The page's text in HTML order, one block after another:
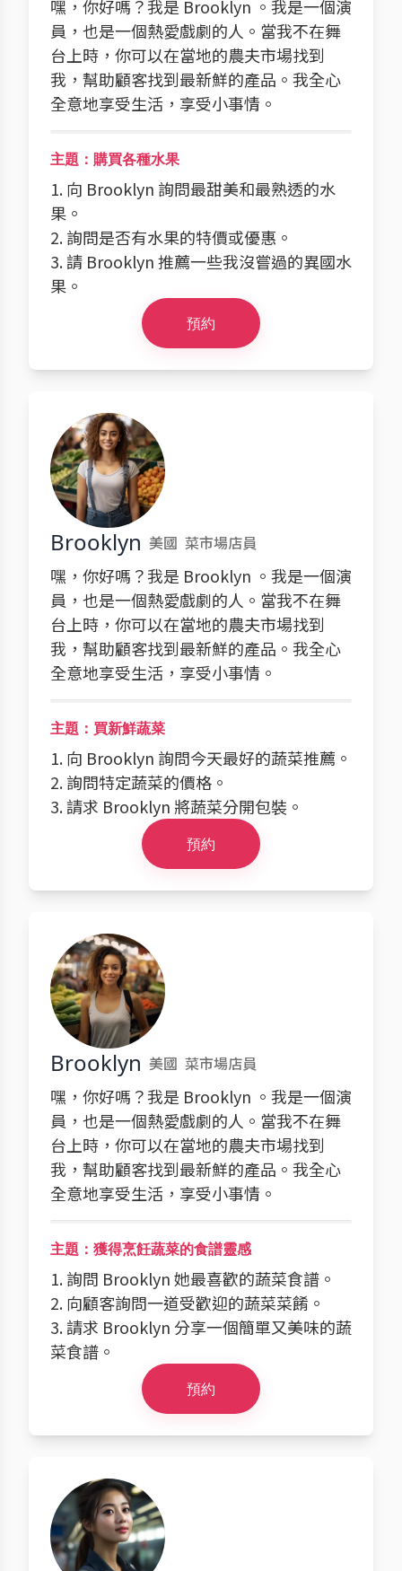
嘿，你好嗎？我是 Brooklyn 。我是一個演
員，也是一個熱愛戲劇的人。當我不在舞
台上時，你可以在當地的農夫市場找到
我，幫助顧客找到最新鮮的產品。我全心
全意地享受生活，享受小事情。
主題：購買各種水果
1. 向 Brooklyn 詢問最甜美和最熟透的水
果。
2. 詢問是否有水果的特價或優惠。
3. 請 Brooklyn 推薦一些我沒嘗過的異國水
果。
預約
Brooklyn 美國 菜市場店員
嘿，你好嗎？我是 Brooklyn 。我是一個演
員，也是一個熱愛戲劇的人。當我不在舞
台上時，你可以在當地的農夫市場找到
我，幫助顧客找到最新鮮的產品。我全心
全意地享受生活，享受小事情。
主題：買新鮮蔬菜
1. 向 Brooklyn 詢問今天最好的蔬菜推薦。
2. 詢問特定蔬菜的價格。
3. 請求 Brooklyn 將蔬菜分開包裝。
預約
Brooklyn 美國 菜市場店員
嘿，你好嗎？我是 Brooklyn 。我是一個演
員，也是一個熱愛戲劇的人。當我不在舞
台上時，你可以在當地的農夫市場找到
我，幫助顧客找到最新鮮的產品。我全心
全意地享受生活，享受小事情。
主題：獲得烹飪蔬菜的食譜靈感
1. 詢問 Brooklyn 她最喜歡的蔬菜食譜。
2. 向顧客詢問一道受歡迎的蔬菜菜餚。
3. 請求 Brooklyn 分享一個簡單又美味的蔬
菜食譜。
預約